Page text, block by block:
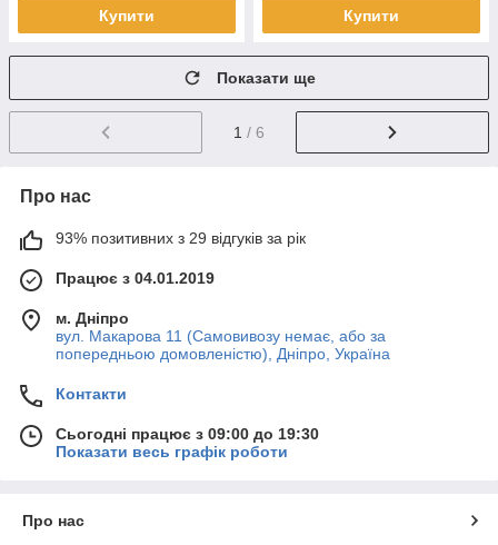
Купити Купити
Показати ще
1 / 6
Про нас
93% позитивних з 29 відгуків за рік
Працює з 04.01.2019
м. Дніпро
вул. Макарова 11 (Самовивозу немає, або за
попередньою домовленістю), Дніпро, Україна
Контакти
Сьогодні працює з 09:00 до 19:30
Показати весь графік роботи
Про нас